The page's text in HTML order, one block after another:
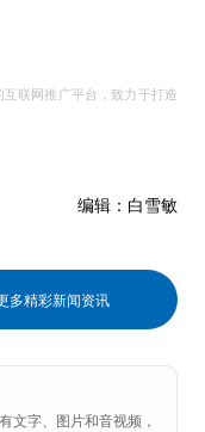
联网推广平台，致力于打造
编辑： 白雪敏
多精彩新闻资讯
文字、图片和音视频，